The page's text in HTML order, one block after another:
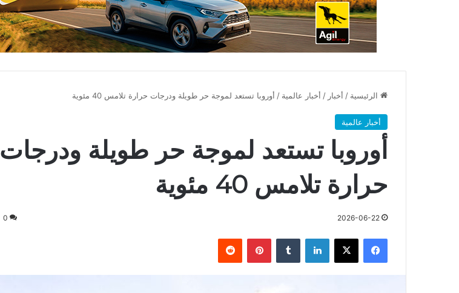
الرئيسية / أخبار / أخبار عالمية / أوروبا تستعد لموجة حر طويلة ودرجات حرارة تلامس 40 مئوية
أخبار عالمية
أوروبا تستعد لموجة حر طويلة ودرجات
حرارة تلامس 40 مئوية
2026-06-22
0
فيسبوك X لينكدإن بينتيريست